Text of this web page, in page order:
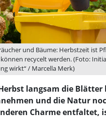
und Bäume: Herbstzeit ist
recycelt werden. (Foto:
wirkt“ / Marcella Merk)
langsam die
und die Natur
Charme entfaltet,